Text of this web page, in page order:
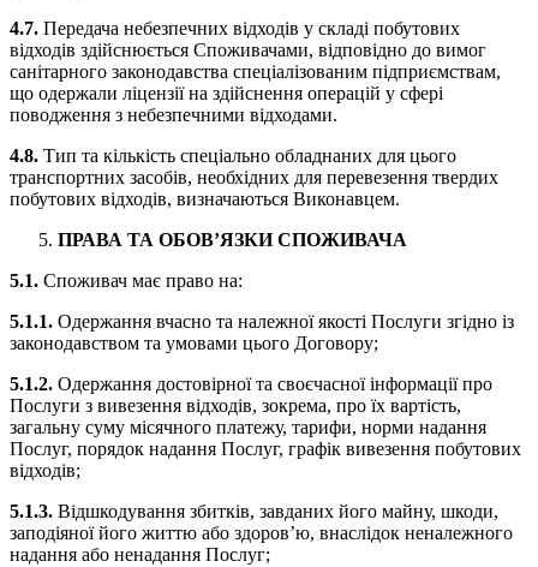
4.7. Передача небезпечних відходів у складі побутових
відходів здійснюється Споживачами, відповідно до вимог
санітарного законодавства спеціалізованим підприємствам,
що одержали ліцензії на здійснення операцій у сфері
поводження з небезпечними відходами.
4.8. Тип та кількість спеціально обладнаних для цього
транспортних засобів, необхідних для перевезення твердих
побутових відходів, визначаються Виконавцем.
ПРАВА ТА ОБОВ’ЯЗКИ СПОЖИВАЧА
5.1. Споживач має право на:
5.1.1. Одержання вчасно та належної якості Послуги згідно із
законодавством та умовами цього Договору;
5.1.2. Одержання достовірної та своєчасної інформації про
Послуги з вивезення відходів, зокрема, про їх вартість,
загальну суму місячного платежу, тарифи, норми надання
Послуг, порядок надання Послуг, графік вивезення побутових
відходів;
5.1.3. Відшкодування збитків, завданих його майну, шкоди,
заподіяної його життю або здоров’ю, внаслідок неналежного
надання або ненадання Послуг;